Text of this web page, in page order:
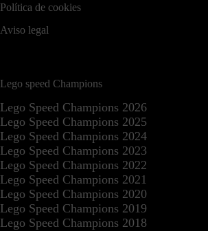
Política de cookies
Aviso legal
Lego speed Champions
Lego Speed Champions 2026
Lego Speed Champions 2025
Lego Speed Champions 2024
Lego Speed Champions 2023
Lego Speed Champions 2022
Lego Speed Champions 2021
Lego Speed Champions 2020
Lego Speed Champions 2019
Lego Speed Champions 2018